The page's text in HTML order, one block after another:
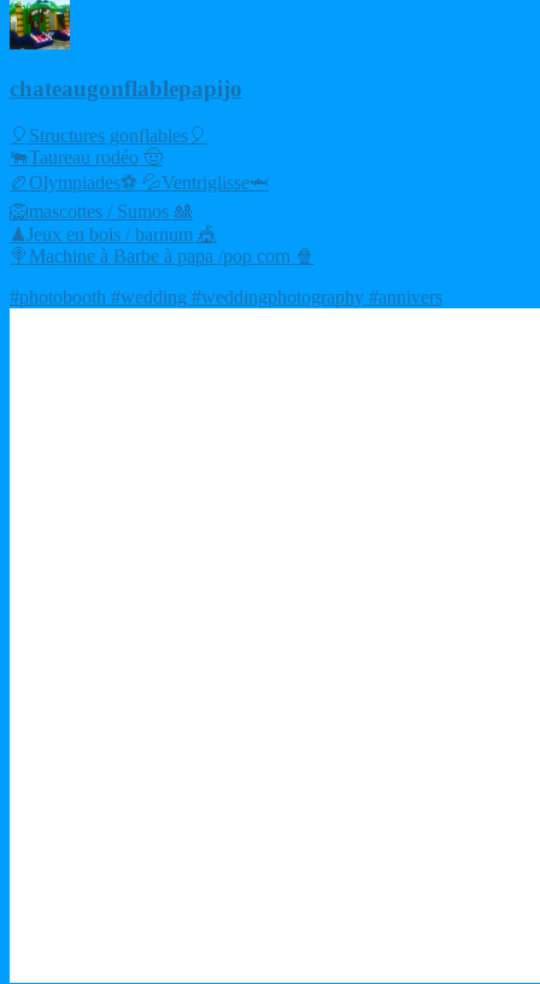
chateaugonflablepapijo
🎈Structures gonflables🎈
🐃Taureau rodéo 🤠
🏉Olympiades⚽ 💦Ventriglisse🦈
🦁mascottes / Sumos 🎎
♟Jeux en bois / barnum 🎪
🍭Machine à Barbe à papa /pop corn 🍿
#photobooth #wedding #weddingphotography #annivers